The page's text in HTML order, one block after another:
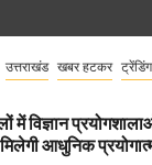
उत्तराखंड खबर हटकर
में विज्ञान
मिलेगी आधुनिक